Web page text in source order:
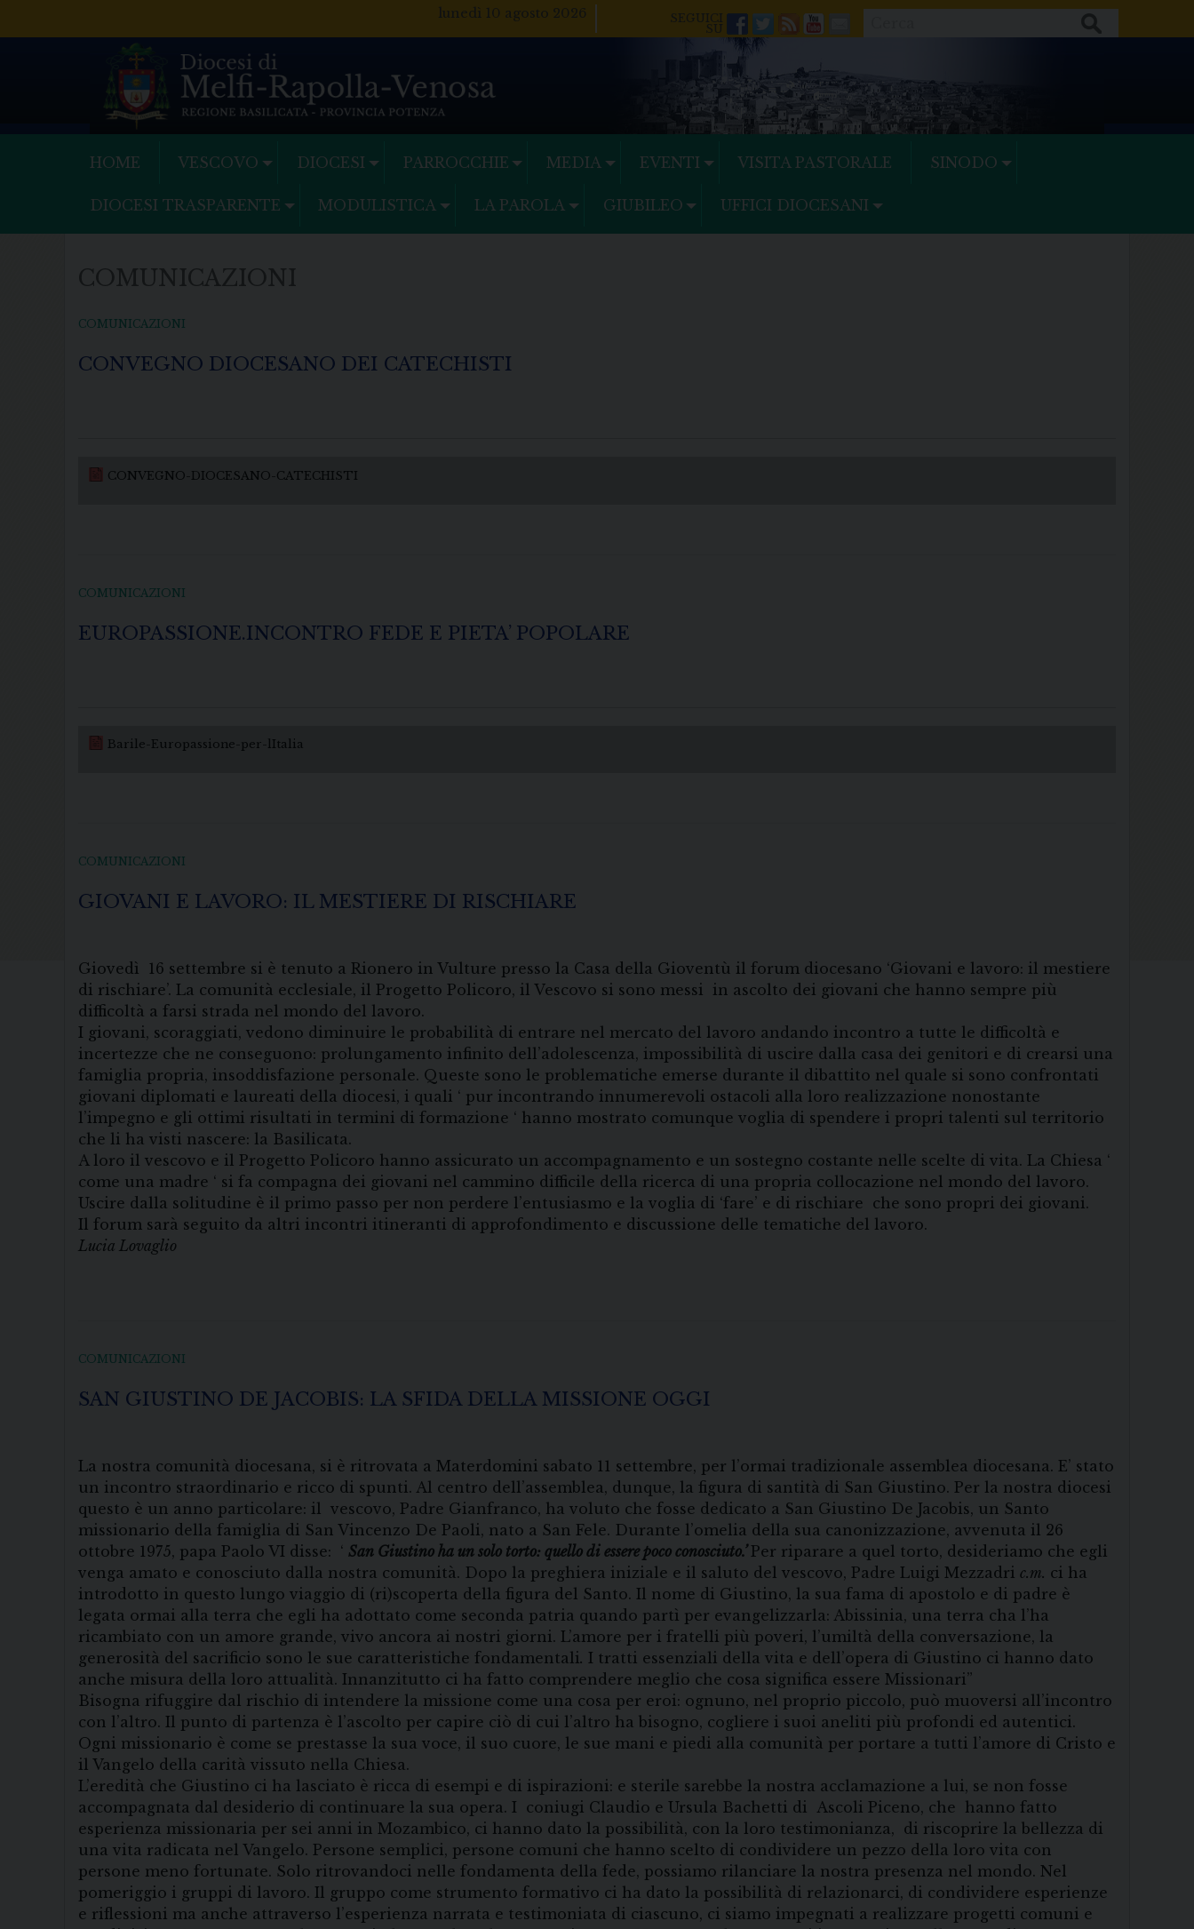
lunedì 10 agosto 2026
Facebook
Twitter
FeedsYoutube
Mail
HOME VESCOVO DIOCESI PARROCCHIE MEDIA EVENTI VISITA PASTORALE SINODO
DIOCESI TRASPARENTE MODULISTICA LA PAROLA GIUBILEO UFFICI DIOCESANI
COMUNICAZIONI
CONVEGNO DIOCESANO DEI CATECHISTI
CONVEGNO-DIOCESANO-CATECHISTI
COMUNICAZIONI
EUROPASSIONE.INCONTRO FEDE E PIETA’ POPOLARE
Barile-Europassione-per-lItalia
COMUNICAZIONI
GIOVANI E LAVORO: IL MESTIERE DI RISCHIARE
Giovedì 16 settembre si è tenuto a Rionero in Vulture presso la Casa della Gioventù il forum diocesano ‘Giovani e lavoro: il mestiere
di rischiare’. La comunità ecclesiale, il Progetto Policoro, il Vescovo si sono messi in ascolto dei giovani che hanno sempre più
difficoltà a farsi strada nel mondo del lavoro.
I giovani, scoraggiati, vedono diminuire le probabilità di entrare nel mercato del lavoro andando incontro a tutte le difficoltà e
incertezze che ne conseguono: prolungamento infinito dell’adolescenza, impossibilità di uscire dalla casa dei genitori e di crearsi una
famiglia propria, insoddisfazione personale. Queste sono le problematiche emerse durante il dibattito nel quale si sono confrontati
giovani diplomati e laureati della diocesi, i quali ‘ pur incontrando innumerevoli ostacoli alla loro realizzazione nonostante
l’impegno e gli ottimi risultati in termini di formazione ‘ hanno mostrato comunque voglia di spendere i propri talenti sul territorio
che li ha visti nascere: la Basilicata.
A loro il vescovo e il Progetto Policoro hanno assicurato un accompagnamento e un sostegno costante nelle scelte di vita. La Chiesa ‘
come una madre ‘ si fa compagna dei giovani nel cammino difficile della ricerca di una propria collocazione nel mondo del lavoro.
Uscire dalla solitudine è il primo passo per non perdere l’entusiasmo e la voglia di ‘fare’ e di rischiare che sono propri dei giovani.
Il forum sarà seguito da altri incontri itineranti di approfondimento e discussione delle tematiche del lavoro.
Lucia Lovaglio
COMUNICAZIONI
SAN GIUSTINO DE JACOBIS: LA SFIDA DELLA MISSIONE OGGI
La nostra comunità diocesana, si è ritrovata a Materdomini sabato 11 settembre, per l’ormai tradizionale assemblea diocesana. E’ stato
un incontro straordinario e ricco di spunti. Al centro dell’assemblea, dunque, la figura di santità di San Giustino. Per la nostra diocesi
questo è un anno particolare: il vescovo, Padre Gianfranco, ha voluto che fosse dedicato a San Giustino De Jacobis, un Santo
missionario della famiglia di San Vincenzo De Paoli, nato a San Fele. Durante l’omelia della sua canonizzazione, avvenuta il 26
ottobre 1975, papa Paolo VI disse: ‘ San Giustino ha un solo torto: quello di essere poco conosciuto.’Per riparare a quel torto, desideriamo che egli
venga amato e conosciuto dalla nostra comunità. Dopo la preghiera iniziale e il saluto del vescovo, Padre Luigi Mezzadri c.m. ci ha
introdotto in questo lungo viaggio di (ri)scoperta della figura del Santo. Il nome di Giustino, la sua fama di apostolo e di padre è
legata ormai alla terra che egli ha adottato come seconda patria quando partì per evangelizzarla: Abissinia, una terra cha l’ha
ricambiato con un amore grande, vivo ancora ai nostri giorni. L’amore per i fratelli più poveri, l’umiltà della conversazione, la
generosità del sacrificio sono le sue caratteristiche fondamentali. I tratti essenziali della vita e dell’opera di Giustino ci hanno dato
anche misura della loro attualità. Innanzitutto ci ha fatto comprendere meglio che cosa significa essere Missionari”
Bisogna rifuggire dal rischio di intendere la missione come una cosa per eroi: ognuno, nel proprio piccolo, può muoversi all’incontro
con l’altro. Il punto di partenza è l’ascolto per capire ciò di cui l’altro ha bisogno, cogliere i suoi aneliti più profondi ed autentici.
Ogni missionario è come se prestasse la sua voce, il suo cuore, le sue mani e piedi alla comunità per portare a tutti l’amore di Cristo e
il Vangelo della carità vissuto nella Chiesa.
L’eredità che Giustino ci ha lasciato è ricca di esempi e di ispirazioni: e sterile sarebbe la nostra acclamazione a lui, se non fosse
accompagnata dal desiderio di continuare la sua opera. I coniugi Claudio e Ursula Bachetti di Ascoli Piceno, che hanno fatto
esperienza missionaria per sei anni in Mozambico, ci hanno dato la possibilità, con la loro testimonianza, di riscoprire la bellezza di
una vita radicata nel Vangelo. Persone semplici, persone comuni che hanno scelto di condividere un pezzo della loro vita con
persone meno fortunate. Solo ritrovandoci nelle fondamenta della fede, possiamo rilanciare la nostra presenza nel mondo. Nel
pomeriggio i gruppi di lavoro. Il gruppo come strumento formativo ci ha dato la possibilità di relazionarci, di condividere esperienze
e riflessioni ma anche attraverso l’esperienza narrata e testimoniata di ciascuno, ci siamo impegnati a realizzare progetti comuni e